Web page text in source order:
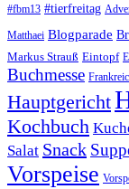
#fbm13 #tierfreitag
Matthaei Blogparade
Markus Strauß Eintopf
Buchmesse
Hauptgericht
Kochbuch
Salat Snack
Vorspeise